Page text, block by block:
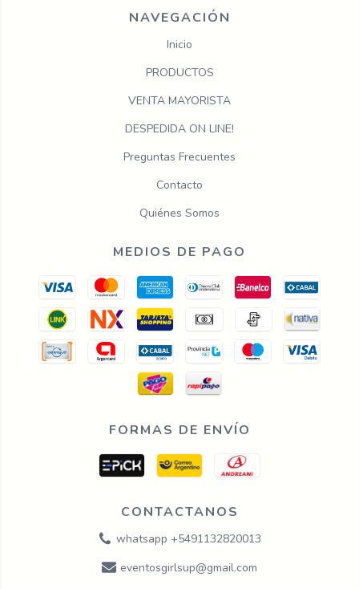
NAVEGACIÓN
Inicio
PRODUCTOS
VENTA MAYORISTA
DESPEDIDA ON LINE!
Preguntas Frecuentes
Contacto
Quiénes Somos
MEDIOS DE PAGO
FORMAS DE ENVÍO
CONTACTANOS
whatsapp +5491132820013
eventosgirlsup@gmail.com